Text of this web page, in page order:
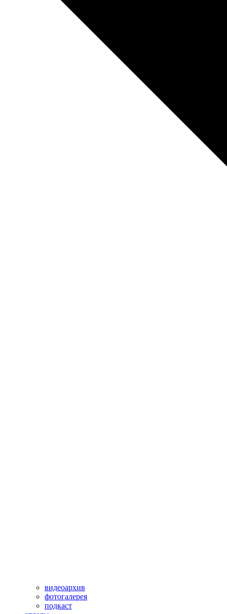
видеоархив
фотогалерея
подкаст